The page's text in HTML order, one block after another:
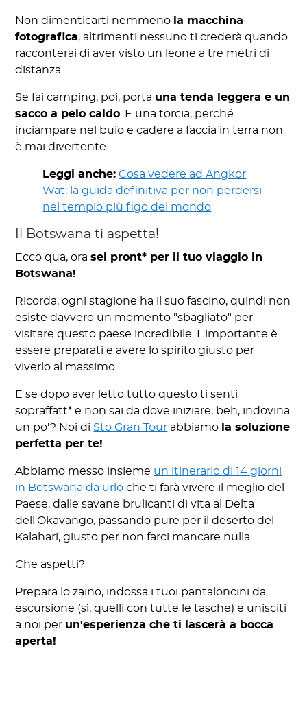
Non dimenticarti nemmeno la macchina
fotografica, altrimenti nessuno ti crederà quando
racconterai di aver visto un leone a tre metri di
distanza.
Se fai camping, poi, porta una tenda leggera e un
sacco a pelo caldo . E una torcia, perché
inciampare nel buio e cadere a faccia in terra non
è mai divertente.
Leggi anche: Cosa vedere ad Angkor
Wat: la guida definitiva per non perdersi
nel tempio più figo del mondo
Il Botswana ti aspetta!
Ecco qua, orasei pront* per il tuo viaggio in
Botswana!
Ricorda, ogni stagione ha il suo fascino, quindi non
esiste davvero un momento "sbagliato" per
visitare questo paese incredibile. L'importante è
essere preparati e avere lo spirito giusto per
viverlo al massimo.
E se dopo aver letto tutto questo ti senti
sopraffatt* e non sai da dove iniziare, beh, indovina
un po'? Noi di Sto Gran Tour abbiamo la soluzione
perfetta per te!
Abbiamo messo insieme un itinerario di 14 giorni
in Botswana da urlo che ti farà vivere il meglio del
Paese, dalle savane brulicanti di vita al Delta
dell'Okavango, passando pure per il deserto del
Kalahari, giusto per non farci mancare nulla.
Che aspetti?
Prepara lo zaino, indossa i tuoi pantaloncini da
escursione (sì, quelli con tutte le tasche) e unisciti
a noi per un'esperienza che ti lascerà a bocca
aperta!